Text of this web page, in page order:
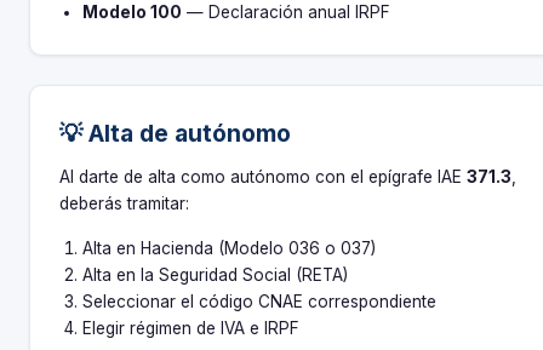
Modelo 100 — Declaración anual IRPF
💡 Alta de autónomo
Al darte de alta como autónomo con el epígrafe IAE 371.3,
deberás tramitar:
Alta en Hacienda (Modelo 036 o 037)
Alta en la Seguridad Social (RETA)
Seleccionar el código CNAE correspondiente
Elegir régimen de IVA e IRPF